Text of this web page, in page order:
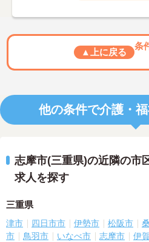
▲上に戻る
条
他の条件で介護・
志摩市(三重県)の近隣の市
求人を探す
三重県
津市 四日市市 伊勢市 松阪市
市
鳥羽市 いなべ市 志摩市 伊